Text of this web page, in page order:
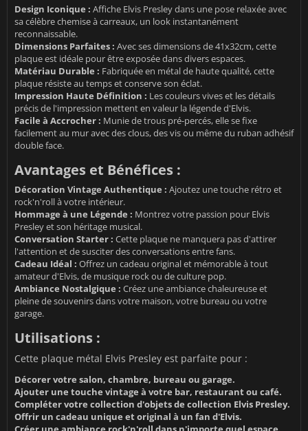
Design Iconique : Affiche Elvis Presley dans une pose relaxée avec
sa célèbre chemise à carreaux, un look instantanément
reconnaissable.
Dimensions Parfaites : Avec ses dimensions de 41x32cm, cette
plaque est idéale pour être exposée dans divers espaces.
Matériau Durable : Fabriquée en métal de haute qualité, cette
plaque résiste au temps et conserve son éclat.
Impression Haute Définition : Les couleurs vives et les détails
précis de l'impression mettent en valeur la légende d'Elvis.
Facile à Accrocher : Munie de trous pré-percés, elle se fixe
facilement au mur avec des clous, des vis ou même du ruban adhésif
double face.
Avantages et Bénéfices :
Décoration Vintage Authentique : Ajoutez une touche rétro et
rock'n'roll à votre intérieur.
Hommage à une Légende : Montrez votre passion pour Elvis
Presley et son héritage musical.
Conversation Starter : Cette plaque ne manquera pas d'attirer
l'attention et de susciter des conversations entre fans.
Cadeau Idéal : Offrez un cadeau original et mémorable à tout
amateur d'Elvis, de musique rock ou de culture pop.
Ambiance Nostalgique : Créez une ambiance chaleureuse et
pleine de souvenirs dans votre maison, votre bureau ou votre
garage.
Utilisations :
Cette plaque métal Elvis Presley est parfaite pour :
Décorer votre salon, chambre, bureau ou garage.
Ajouter une touche vintage à votre bar, restaurant ou café.
Compléter votre collection d'objets de collection Elvis Presley.
Offrir un cadeau unique et original à un fan d'Elvis.